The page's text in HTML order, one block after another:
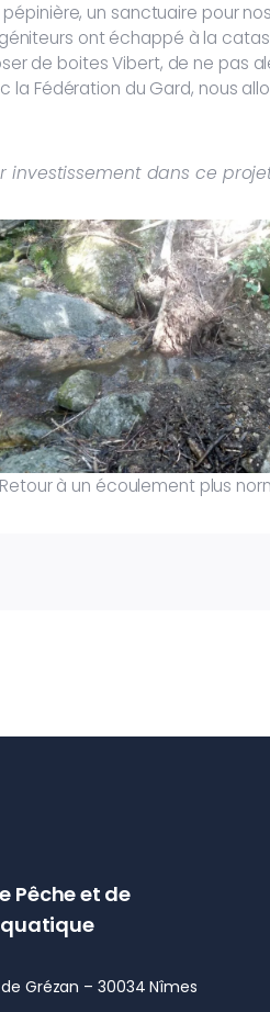
un sanctuaire pour
ont échappé à la
de boites Vibert, de ne pas
Fédération du Gard, nous
investissement dans ce
Retour à un écoulement plus
Pêche et de
Grézan – 30034 Nîmes